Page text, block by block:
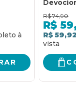
diário
para
R$ 74,90
R$
R$ 59,92